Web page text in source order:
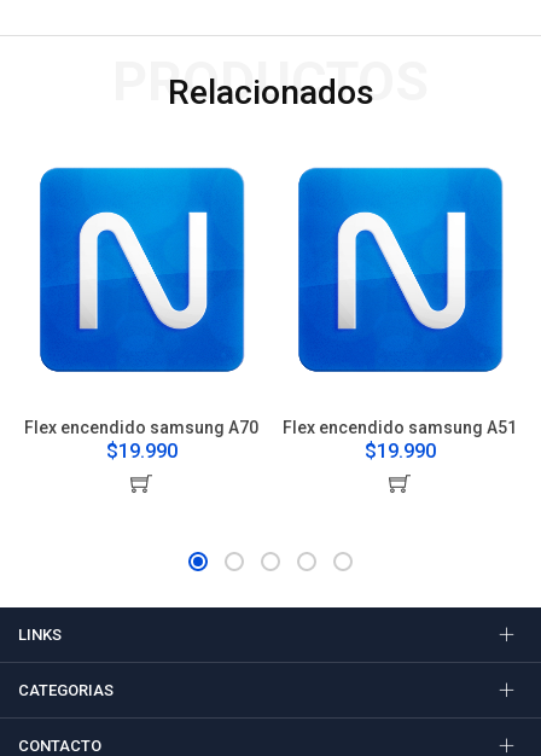
Relacionados
PRODUCTOS
Flex encendido samsung A70
$19.990
Flex encendido samsung A51
$19.990
LINKS
CATEGORIAS
CONTACTO